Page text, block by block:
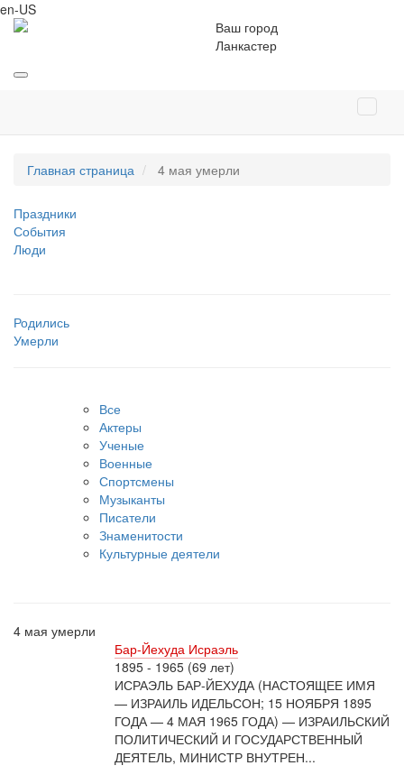
en-US
Ваш город
Ланкастер
Главная страница 4 мая умерли
Праздники
События
Люди
Родились
Умерли
Все
Актеры
Ученые
Военные
Спортсмены
Музыканты
Писатели
Знаменитости
Культурные деятели
4 мая умерли
Бар-Йехуда Исраэль
1895 - 1965 (69 лет)
ИСРАЭЛЬ БАР-ЙЕХУДА (НАСТОЯЩЕЕ ИМЯ
— ИЗРАИЛЬ ИДЕЛЬСОН; 15 НОЯБРЯ 1895
ГОДА — 4 МАЯ 1965 ГОДА) — ИЗРАИЛЬСКИЙ
ПОЛИТИЧЕСКИЙ И ГОСУДАРСТВЕННЫЙ
ДЕЯТЕЛЬ, МИНИСТР ВНУТРЕН...